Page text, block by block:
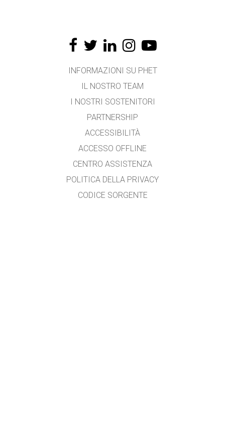
INFORMAZIONI SU PHET
IL NOSTRO TEAM
I NOSTRI SOSTENITORI
PARTNERSHIP
ACCESSIBILITÀ
ACCESSO OFFLINE
CENTRO ASSISTENZA
POLITICA DELLA PRIVACY
CODICE SORGENTE